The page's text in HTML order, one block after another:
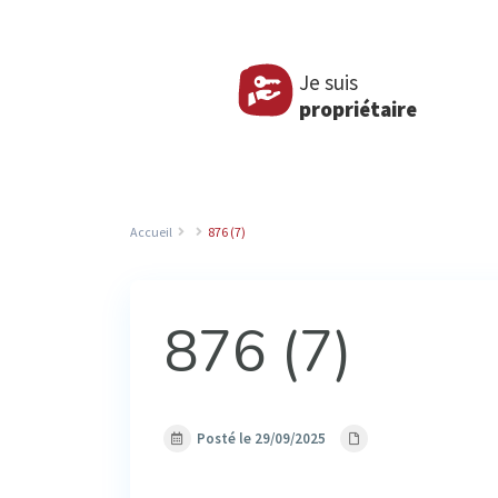
Je suis
propriétaire
Accueil 876 (7)
876 (7)
Posté le 29/09/2025